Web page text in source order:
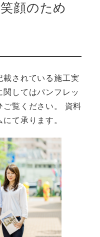
顔のため
載されている施工実
してはパンフレッ
ご覧ください。 資料
て承ります。